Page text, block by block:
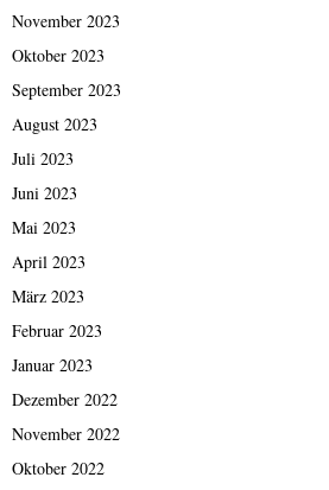
November 2023
Oktober 2023
September 2023
August 2023
Juli 2023
Juni 2023
Mai 2023
April 2023
März 2023
Februar 2023
Januar 2023
Dezember 2022
November 2022
Oktober 2022